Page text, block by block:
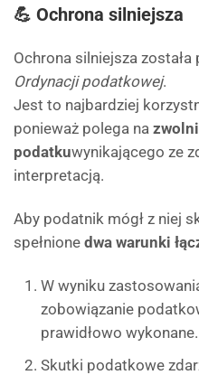
💪 Ochrona silniejsza
Ochrona silniejsza
Ordynacji podatkowej.
Jest to najbardziej
ponieważ polega na
podatkuwynikającego ze
interpretacją.
Aby podatnik mógł z niej
spełnione dwa warunki
W wyniku
zobowiązanie
prawidłowo wykonane.
Skutki podatkowe